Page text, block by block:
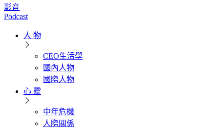
影音
Podcast
人 物
CEO生活學
國內人物
國際人物
心 靈
中年危機
人際關係